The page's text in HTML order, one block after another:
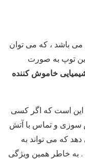
می ­باشد ، که می توان
توپ به صورت
خاموش کننده
این است که اگر کسی
سوزی و تماس با آتش
که می ­تواند به
. به خاطر همین ویژگی